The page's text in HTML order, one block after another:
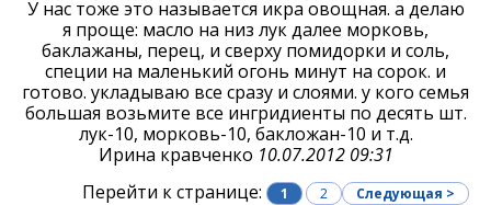
У нас тоже это называется икра овощная. а делаю
я проще: масло на низ лук далее морковь,
баклажаны, перец, и сверху помидорки и соль,
специи на маленький огонь минут на сорок. и
готово. укладываю все сразу и слоями. у кого семья
большая возьмите все ингридиенты по десять шт.
лук-10, морковь-10, бакложан-10 и т.д.
Ирина кравченко 10.07.2012 09:31
Перейти к странице:
1 2 Следующая >